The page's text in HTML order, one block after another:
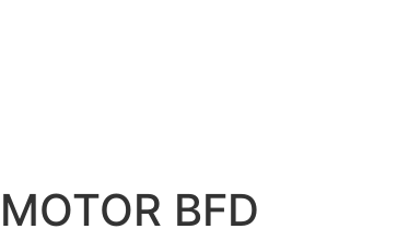
MOTOR BFD